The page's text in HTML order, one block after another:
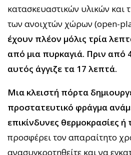
κατασκευαστικών υλικών και
των ανοιχτών χώρων (open-
έχουν πλέον μόλις τρία
από μια πυρκαγιά. Πριν από
αυτός άγγιζε τα 17 λεπτά.
Μια κλειστή πόρτα
προστατευτικό φράγμα
επικίνδυνες θερμοκρασίες
προσφέρει τον απαραίτητο
ανασυγκροτηθείτε και να